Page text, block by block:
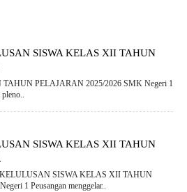
SISWA KELAS XII TAHUN
PELAJARAN 2025/2026 SMK Negeri 1
pleno..
SISWA KELAS XII TAHUN
SISWA KELAS XII TAHUN
1 Peusangan menggelar..